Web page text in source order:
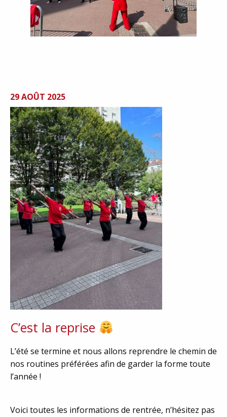
29 AOÛT 2025
C’est la reprise
L’été se termine et nous allons reprendre le chemin de
nos routines préférées afin de garder la forme toute
l’année !
Voici toutes les informations de rentrée, n’hésitez pas